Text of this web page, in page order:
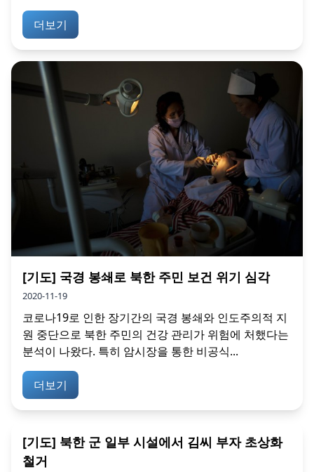
더보기
[기도] 국경 봉쇄로 북한 주민 보건 위기 심각
2020-11-19
코로나19로 인한 장기간의 국경 봉쇄와 인도주의적 지
원 중단으로 북한 주민의 건강 관리가 위험에 처했다는
분석이 나왔다. 특히 암시장을 통한 비공식...
더보기
[기도] 북한 군 일부 시설에서 김씨 부자 초상화
철거